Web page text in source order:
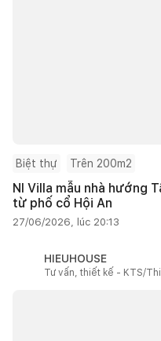
Biệt thự Trên 200m2
NI Villa mẫu nhà hướng
từ phố cổ Hội An
27/06/2026, lúc 20:13
HIEUHOUSE
Tư vấn, thiết kế - KTS/